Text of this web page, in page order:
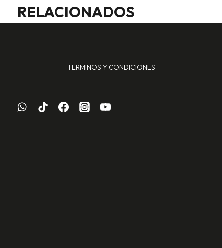
RELACIONADOS
TERMINOS Y CONDICIONES